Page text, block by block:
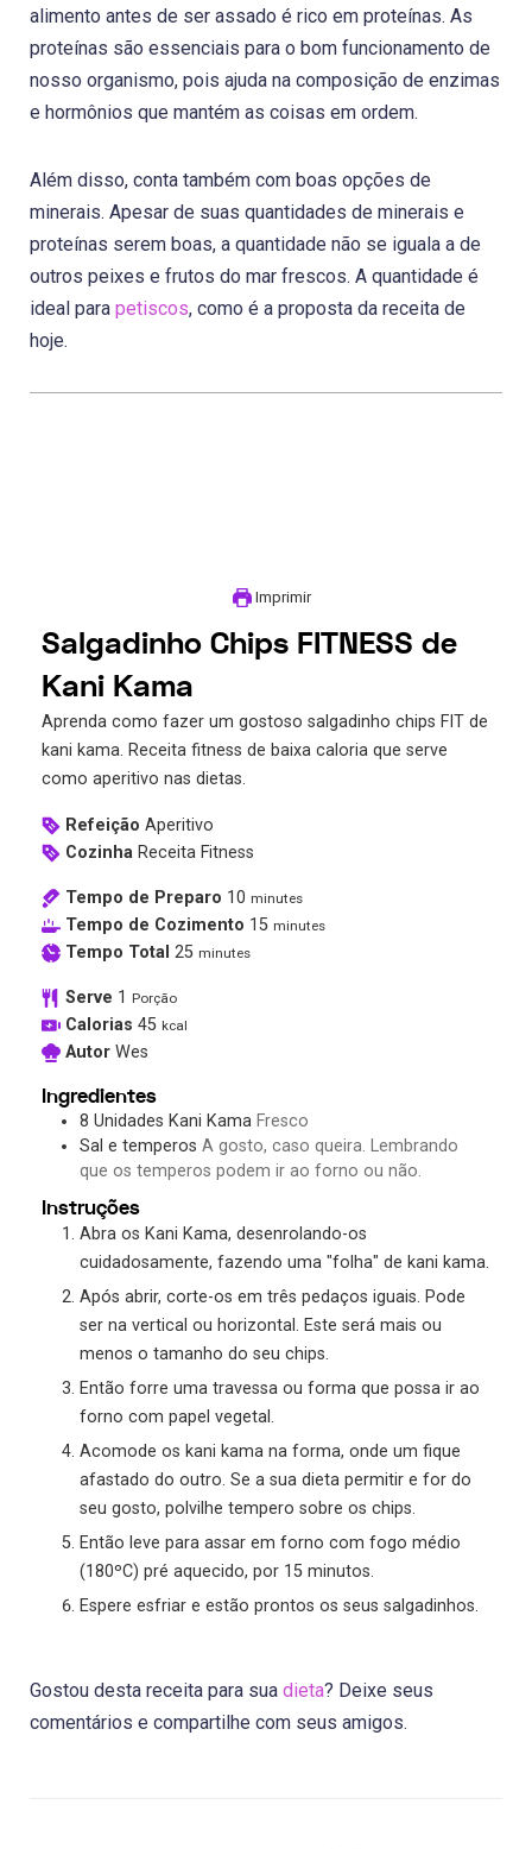
alimento antes de ser assado é rico em proteínas. As
proteínas são essenciais para o bom funcionamento de
nosso organismo, pois ajuda na composição de enzimas
e hormônios que mantém as coisas em ordem.
Além disso, conta também com boas opções de
minerais. Apesar de suas quantidades de minerais e
proteínas serem boas, a quantidade não se iguala a de
outros peixes e frutos do mar frescos. A quantidade é
ideal para petiscos, como é a proposta da receita de
hoje.
Imprimir
Salgadinho Chips FITNESS de
Kani Kama
Aprenda como fazer um gostoso salgadinho chips FIT de
kani kama. Receita fitness de baixa caloria que serve
como aperitivo nas dietas.
Refeição Aperitivo
Cozinha Receita Fitness
Tempo de Preparo 10 minutes
Tempo de Cozimento 15 minutes
Tempo Total 25 minutes
Serve 1 Porção
Calorias 45 kcal
Autor Wes
Ingredientes
8 Unidades Kani Kama Fresco
Sal e temperos A gosto, caso queira. Lembrando
que os temperos podem ir ao forno ou não.
Instruções
Abra os Kani Kama, desenrolando-os
cuidadosamente, fazendo uma "folha" de kani kama.
Após abrir, corte-os em três pedaços iguais. Pode
ser na vertical ou horizontal. Este será mais ou
menos o tamanho do seu chips.
Então forre uma travessa ou forma que possa ir ao
forno com papel vegetal.
Acomode os kani kama na forma, onde um fique
afastado do outro. Se a sua dieta permitir e for do
seu gosto, polvilhe tempero sobre os chips.
Então leve para assar em forno com fogo médio
(180ºC) pré aquecido, por 15 minutos.
Espere esfriar e estão prontos os seus salgadinhos.
Gostou desta receita para sua dieta? Deixe seus
comentários e compartilhe com seus amigos.